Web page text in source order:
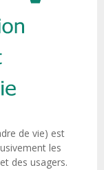
de vie) est
les
des usagers.